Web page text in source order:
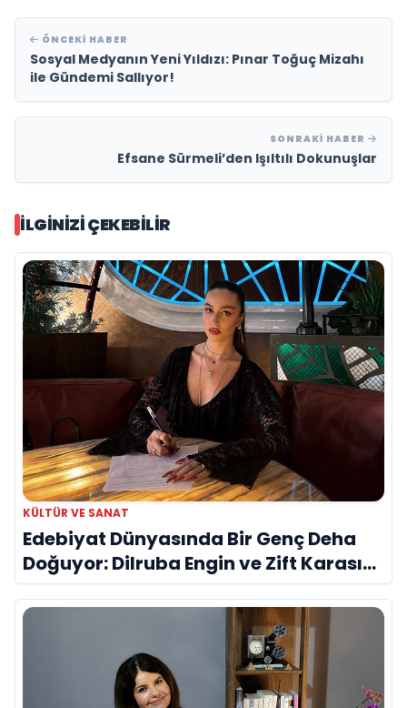
ÖNCEKI HABER
Sosyal Medyanın Yeni Yıldızı: Pınar Toğuç Mizahı
ile Gündemi Sallıyor!
SONRAKI HABER
Efsane Sürmeli’den Işıltılı Dokunuşlar
İLGINIZI ÇEKEBILIR
KÜLTÜR VE SANAT
Edebiyat Dünyasında Bir Genç Deha
Doğuyor: Dilruba Engin ve Zift Karası
Evreni ‘AVENOİR’